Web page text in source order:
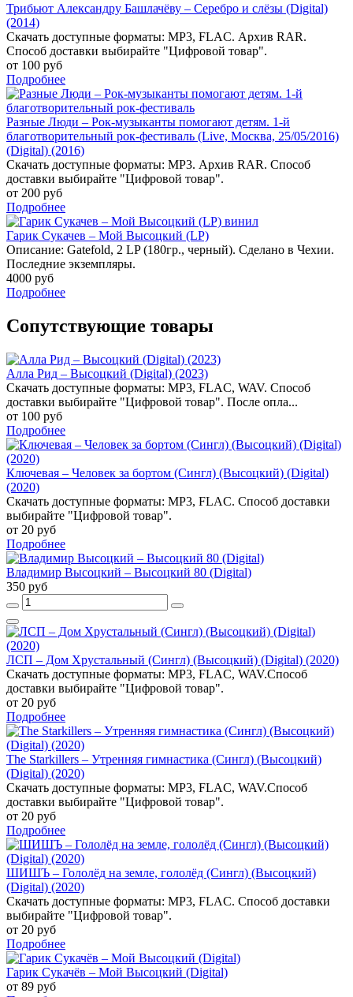
Трибьют Александру Башлачёву – Серебро и слёзы (Digital)
(2014)
Скачать доступные форматы: MP3, FLAC. Архив RAR.
Способ доставки выбирайте "Цифровой товар".
от 100 руб
Подробнее
Разные Люди – Рок-музыканты помогают детям. 1-й
благотворительный рок-фестиваль (Live, Москва, 25/05/2016)
(Digital) (2016)
Скачать доступные форматы: MP3. Архив RAR. Способ
доставки выбирайте "Цифровой товар".
от 200 руб
Подробнее
Гарик Сукачев – Мой Высоцкий (LP)
Описание: Gatefold, 2 LP (180гр., черный). Сделано в Чехии.
Последние экземпляры.
4000 руб
Подробнее
Сопутствующие товары
Алла Рид – Высоцкий (Digital) (2023)
Скачать доступные форматы: MP3, FLAC, WAV. Способ
доставки выбирайте "Цифровой товар". После опла...
от 100 руб
Подробнее
Ключевая – Человек за бортом (Сингл) (Высоцкий) (Digital)
(2020)
Скачать доступные форматы: MP3, FLAC. Способ доставки
выбирайте "Цифровой товар".
от 20 руб
Подробнее
Владимир Высоцкий – Высоцкий 80 (Digital)
350 руб
ЛСП – Дом Хрустальный (Сингл) (Высоцкий) (Digital) (2020)
Скачать доступные форматы: MP3, FLAC, WAV.Способ
доставки выбирайте "Цифровой товар".
от 20 руб
Подробнее
The Starkillers – Утренняя гимнастика (Сингл) (Высоцкий)
(Digital) (2020)
Скачать доступные форматы: MP3, FLAC, WAV.Способ
доставки выбирайте "Цифровой товар".
от 20 руб
Подробнее
ШИШЪ – Гололёд на земле, гололёд (Сингл) (Высоцкий)
(Digital) (2020)
Скачать доступные форматы: MP3, FLAC. Способ доставки
выбирайте "Цифровой товар".
от 20 руб
Подробнее
Гарик Сукачёв – Мой Высоцкий (Digital)
от 89 руб